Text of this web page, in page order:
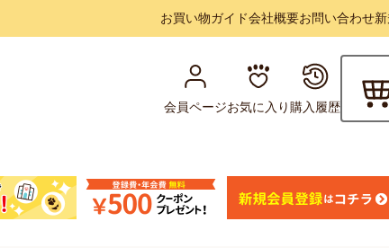
お買い物ガイド会社概要お問い合わせ
会員ページお気に入り購入履歴